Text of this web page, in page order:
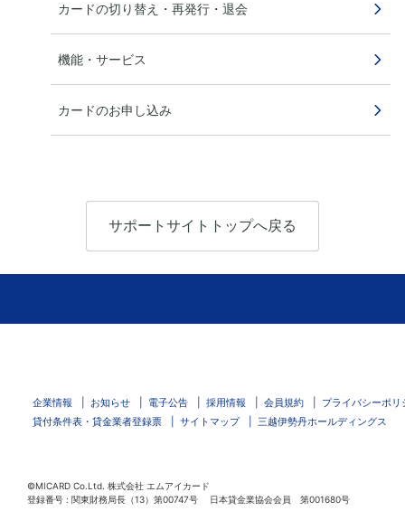
カードの切り替え・再発行・退会
機能・サービス
カードのお申し込み
サポートサイトトップへ戻る
企業情報 お知らせ 電子公告 採用情報 会員規約
プライバシーポリ
貸付条件表・貸金業者登録票
サイトマップ 三越伊勢丹ホールディングス
©MICARD Co.Ltd. 株式会社 エムアイカード
登録番号 : 関東財務局長（13）第00747号 日本貸金業協会会員 第001680号